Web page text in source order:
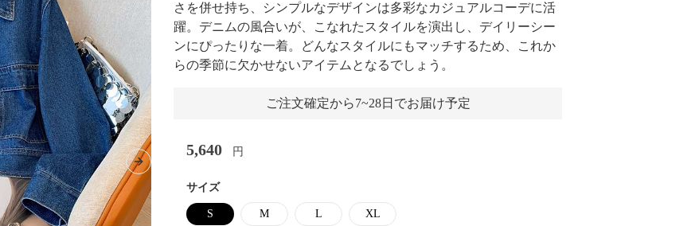
Next slide
さを併せ持ち、シンプルなデザインは多彩なカジュアルコーデに活
躍。デニムの風合いが、こなれたスタイルを演出し、デイリーシー
ンにぴったりな一着。どんなスタイルにもマッチするため、これか
らの季節に欠かせないアイテムとなるでしょう。
ご注文確定から7~28日でお届け予定
5,640 円
サイズ
S M L XL